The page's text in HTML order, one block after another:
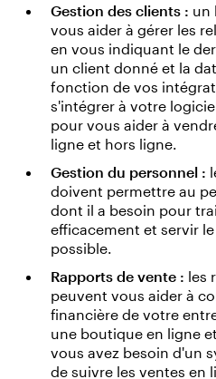
Gestion des clients : un
vous aider à gérer les
en vous indiquant le
un client donné et la
fonction de vos
s'intégrer à votre
pour vous aider à
ligne et hors ligne.
Gestion du personnel :
doivent permettre au
dont il a besoin pour
efficacement et servir
possible.
Rapports de vente : les
peuvent vous aider à
financière de votre
une boutique en ligne
vous avez besoin d'un
de suivre les ventes en